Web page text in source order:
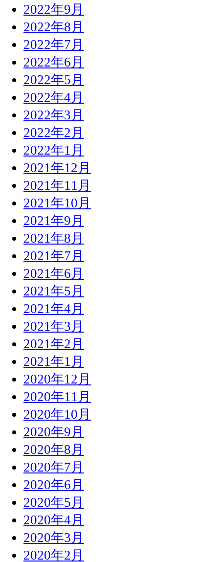
2022年9月
2022年8月
2022年7月
2022年6月
2022年5月
2022年4月
2022年3月
2022年2月
2022年1月
2021年12月
2021年11月
2021年10月
2021年9月
2021年8月
2021年7月
2021年6月
2021年5月
2021年4月
2021年3月
2021年2月
2021年1月
2020年12月
2020年11月
2020年10月
2020年9月
2020年8月
2020年7月
2020年6月
2020年5月
2020年4月
2020年3月
2020年2月